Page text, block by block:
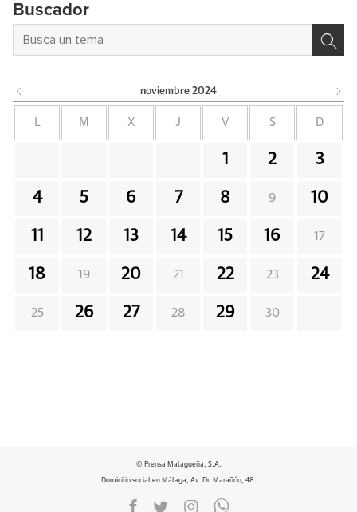
Buscador
noviembre 2024
M X J V S D
1 2 3
4 5 6 7 8 9 10
11 12 13 14 15 16 17
18 19 20 21 22 23 24
25 26 27 28 29 30
© Prensa Malagueña, S.A.
Domicilio social en Málaga, Av. Dr. Marañón, 48.